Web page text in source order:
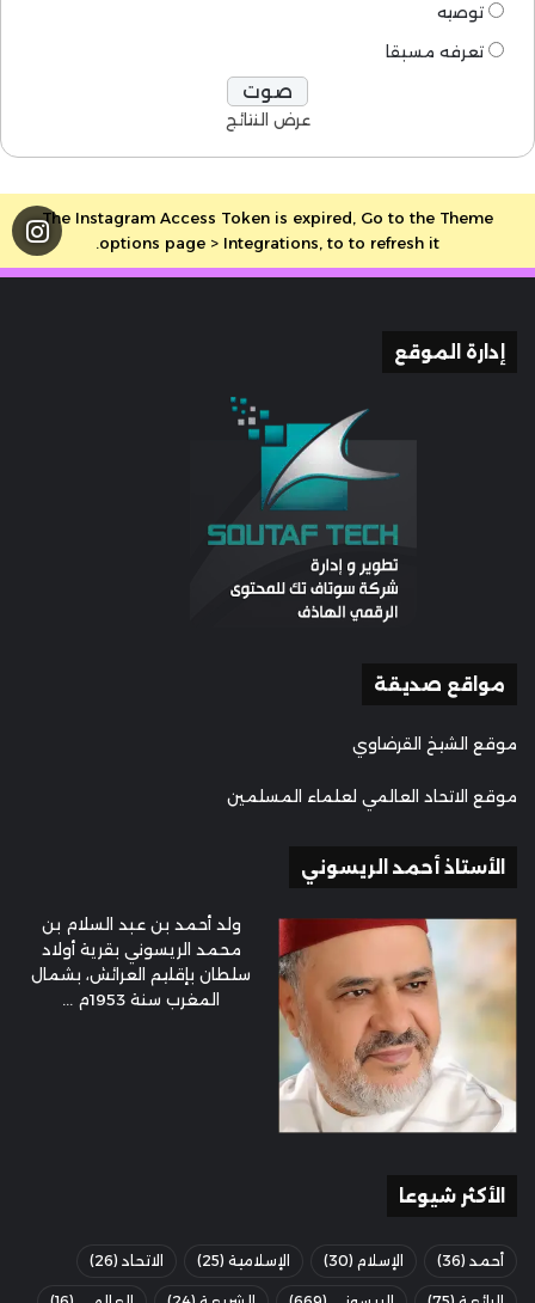
توصيه
تعرفه مسبقا
عرض النتائج
The Instagram Access Token is expired, Go to the Theme
options page > Integrations, to to refresh it.
إدارة الموقع
مواقع صديقة
موقع الشيخ القرضاوي
موقع الاتحاد العالمي لعلماء المسلمين
الأستاذ أحمد الريسوني
ولد أحمد بن عبد السلام بن
محمد الريسوني بقرية أولاد
سلطان بإقليم العرائش، بشمال
المغرب سنة 1953م ...
الأكثر شيوعا
أحمد (36) الإسلام (30) الإسلامية (25) الاتحاد (26)